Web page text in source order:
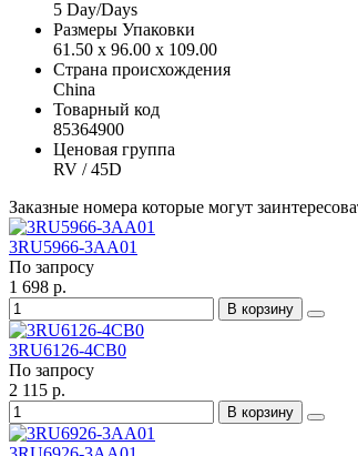
5 Day/Days
Размеры Упаковки
61.50 x 96.00 x 109.00
Страна происхождения
China
Товарный код
85364900
Ценовая группа
RV / 45D
Заказные номера которые могут
3RU5966-3AA01
По запросу
1 698 р.
В корзину
3RU6126-4CB0
По запросу
2 115 р.
В корзину